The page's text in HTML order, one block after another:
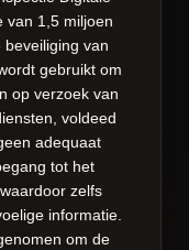
van 1,5 miljoen
van
gebruikt om
op verzoek van
voldeed
adequaat
tot het
zelfs
informatie.
om de